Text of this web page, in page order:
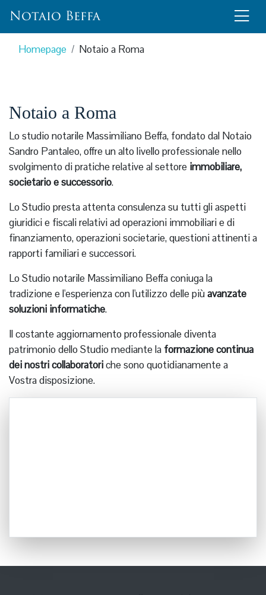
Notaio Beffa
Homepage Notaio a Roma
Notaio a Roma
Lo studio notarile Massimiliano Beffa, fondato dal Notaio
Sandro Pantaleo, offre un alto livello professionale nello
svolgimento di pratiche relative al settore immobiliare,
societario e successorio.
Lo Studio presta attenta consulenza su tutti gli aspetti
giuridici e fiscali relativi ad operazioni immobiliari e di
finanziamento, operazioni societarie, questioni attinenti a
rapporti familiari e successori.
Lo Studio notarile Massimiliano Beffa coniuga la
tradizione e l'esperienza con l'utilizzo delle piùavanzate
soluzioni informatiche.
Il costante aggiornamento professionale diventa
patrimonio dello Studio mediante la formazione continua
dei nostri collaboratoriche sono quotidianamente a
Vostra disposizione.